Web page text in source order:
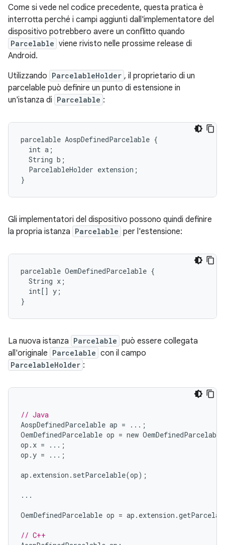
Come si vede nel codice precedente, questa pratica è
interrotta perché i campi aggiunti dall'implementatore del
dispositivo potrebbero avere un conflitto quando
Parcelable viene rivisto nelle prossime release di
Android.
Utilizzando ParcelableHolder , il proprietario di un
parcelable può definire un punto di estensione in
un'istanza di Parcelable :
parcelable AospDefinedParcelable {
  int a;
  String b;
  ParcelableHolder extension;
Gli implementatori del dispositivo possono quindi definire
la propria istanza Parcelable per l'estensione:
parcelable OemDefinedParcelable {
  String x;
  int[] y;
La nuova istanza Parcelable può essere collegata
all'originale Parcelable con il campo
ParcelableHolder :
// Java
AospDefinedParcelable ap =
...;
OemDefinedParcelable op = new OemDefinedParcelable
op . x =
...;
op .y = ...;
ap . extension . setParcelable(op);
...
OemDefinedParcelable op = ap . extension .
// C++